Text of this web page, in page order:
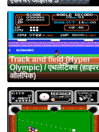
Track and field (Hyper
Olympic) / एथलेटिक्स (हाइपर
ओलंपिक)